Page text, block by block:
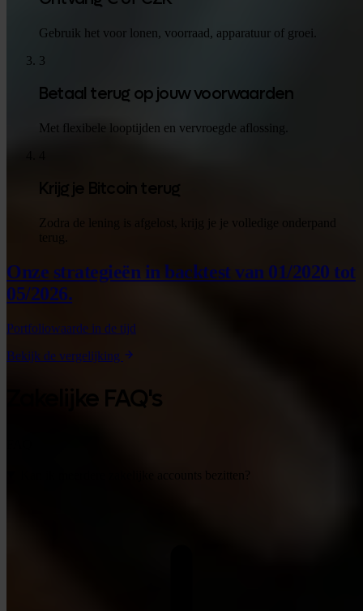
Gebruik het voor lonen, voorraad, apparatuur of groei.
3
Betaal terug op jouw voorwaarden
Met flexibele looptijden en vervroegde aflossing.
Krijg je Bitcoin terug
Zodra de lening is afgelost, krijg je je volledige onderpand
terug.
Onze strategieën in backtestvan 01/2020 tot
05/2026.
Portfoliowaarde in de tijd
Bekijk de vergelijking
Zakelijke FAQ's
Kan ik meerdere zakelijke accounts bezitten?